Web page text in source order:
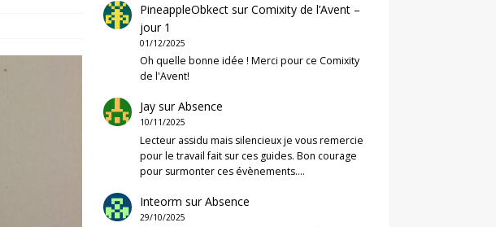
PineappleObkect surComixity de l’Avent –
jour 1
01/12/2025
Oh quelle bonne idée ! Merci pour ce Comixity
de l'Avent!
Jay surAbsence
10/11/2025
Lecteur assidu mais silencieux je vous remercie
pour le travail fait sur ces guides. Bon courage
pour surmonter ces évènements.…
Inteorm surAbsence
29/10/2025